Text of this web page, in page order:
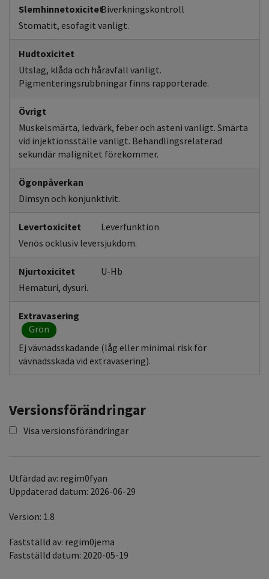
SlemhinnetoxicitetBiverkningskontroll
Stomatit, esofagit vanligt.
Hudtoxicitet
Utslag, klåda och håravfall vanligt.
Pigmenteringsrubbningar finns rapporterade.
Övrigt
Muskelsmärta, ledvärk, feber och asteni vanligt. Smärta
vid injektionsställe vanligt. Behandlingsrelaterad
sekundär malignitet förekommer.
Ögonpåverkan
Dimsyn och konjunktivit.
Levertoxicitet
Leverfunktion
Venös ocklusiv leversjukdom.
Njurtoxicitet
U-Hb
Hematuri, dysuri.
Extravasering
Grön
Ej vävnadsskadande (låg eller minimal risk för
vävnadsskada vid extravasering).
Versionsförändringar
Visa versionsförändringar
Utfärdad av: regim0fyan
Uppdaterad datum: 2026-06-29
Version: 1.8
Fastställd av: regim0jema
Fastställd datum: 2020-05-19